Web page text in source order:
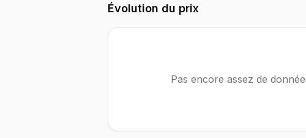
Évolution du prix
Pas encore assez de